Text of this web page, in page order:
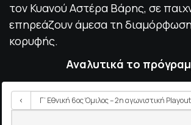
τον Κυανού Αστέρα Βάρης, σε
επηρεάζουν άμεσα τη
κορυφής.
Αναλυτικά το
<